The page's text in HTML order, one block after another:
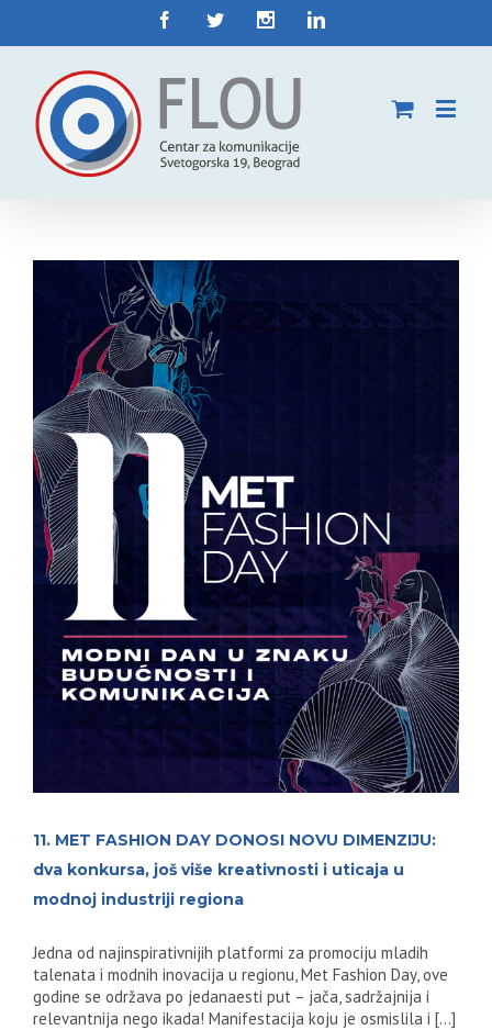
11. MET FASHION DAY DONOSI NOVU DIMENZIJU:
dva konkursa, još više kreativnosti i uticaja u
modnoj industriji regiona
Jedna od najinspirativnijih platformi za promociju mladih
talenata i modnih inovacija u regionu, Met Fashion Day, ove
godine se održava po jedanaesti put – jača, sadržajnija i
relevantnija nego ikada! Manifestacija koju je osmislila i [...]